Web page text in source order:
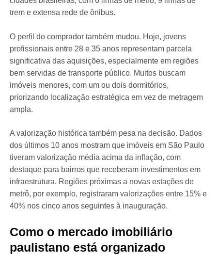
trem e extensa rede de ônibus.
O perfil do comprador também mudou. Hoje, jovens
profissionais entre 28 e 35 anos representam parcela
significativa das aquisições, especialmente em regiões
bem servidas de transporte público. Muitos buscam
imóveis menores, com um ou dois dormitórios,
priorizando localização estratégica em vez de metragem
ampla.
A valorização histórica também pesa na decisão. Dados
dos últimos 10 anos mostram que imóveis em São Paulo
tiveram valorização média acima da inflação, com
destaque para bairros que receberam investimentos em
infraestrutura. Regiões próximas a novas estações de
metrô, por exemplo, registraram valorizações entre 15% e
40% nos cinco anos seguintes à inauguração.
Como o mercado imobiliário
paulistano está organizado